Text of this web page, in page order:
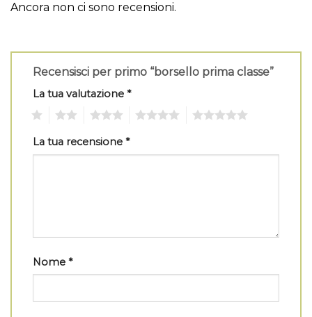
Ancora non ci sono recensioni.
Recensisci per primo “borsello prima classe”
La tua valutazione *
La tua recensione *
Nome *